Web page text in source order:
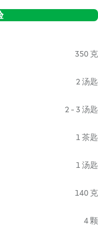
350 克
2 汤匙
2 - 3 汤匙
1 茶匙
1 汤匙
140 克
4 颗